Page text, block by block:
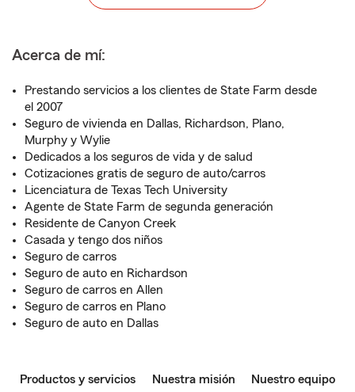
Acerca de mí:
Prestando servicios a los clientes de State Farm desde
el 2007
Seguro de vivienda en Dallas, Richardson, Plano,
Murphy y Wylie
Dedicados a los seguros de vida y de salud
Cotizaciones gratis de seguro de auto/carros
Licenciatura de Texas Tech University
Agente de State Farm de segunda generación
Residente de Canyon Creek
Casada y tengo dos niños
Seguro de carros
Seguro de auto en Richardson
Seguro de carros en Allen
Seguro de carros en Plano
Seguro de auto en Dallas
Productos y servicios Nuestra misión Nuestro equipo